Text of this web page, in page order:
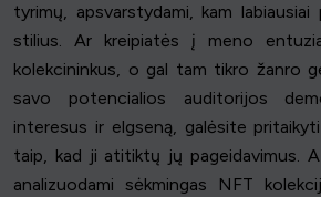
tyrimų, apsvarstydami, kam
stilius. Ar kreipiatės į meno
kolekcininkus, o gal tam tikro žanro
savo potencialios auditorijos
interesus ir elgseną, galėsite
taip, kad ji atitiktų jų pageidavimus.
analizuodami sėkmingas NFT